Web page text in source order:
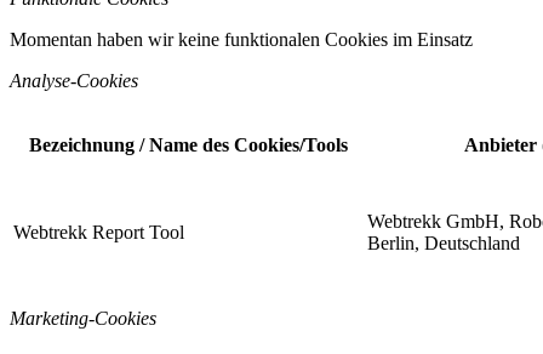
Momentan haben wir keine funktionalen Cookies im Einsatz
Analyse-Cookies
Bezeichnung / Name des Cookies/Tools Anbieter
Webtrekk Report Tool
Webtrekk GmbH,
Berlin, Deutschland
Marketing-Cookies